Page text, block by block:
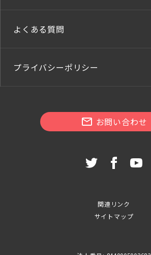
よくある質問
プライバシーポリシー
お問い合わせ
関連リンク
サイトマップ